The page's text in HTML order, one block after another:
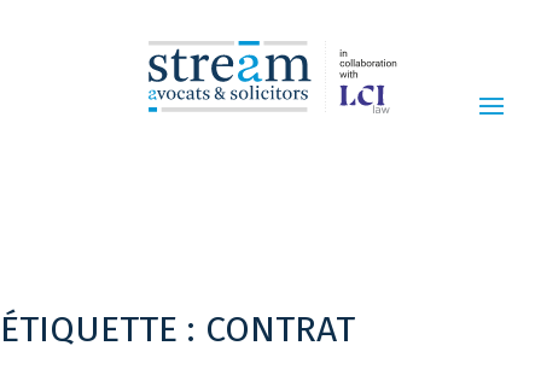
ÉTIQUETTE : CONTRAT